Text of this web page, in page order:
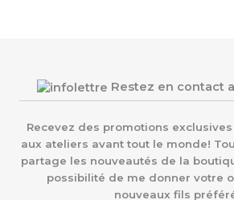
Restez en contact
Recevez des promotions
aux ateliers avant tout le monde!
partage les nouveautés de la
possibilité de me donner votre
nouveaux fils